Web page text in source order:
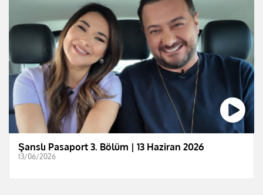
Şanslı Pasaport 3. Bölüm | 13 Haziran 2026
13/06/2026